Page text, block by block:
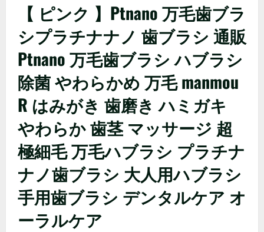
【 ピンク 】Ptnano 万毛歯ブラ
シプラチナナノ 歯ブラシ 通販
Ptnano 万毛歯ブラシ ハブラシ
除菌 やわらかめ 万毛 manmou
R はみがき 歯磨き ハミガキ
やわらか 歯茎 マッサージ 超
極細毛 万毛ハブラシ プラチナ
ナノ歯ブラシ 大人用ハブラシ
手用歯ブラシ デンタルケア オ
ーラルケア